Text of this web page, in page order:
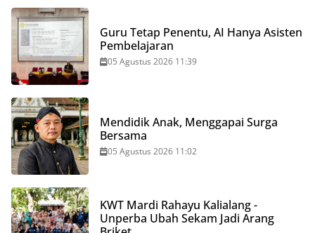
Guru Tetap Penentu, AI Hanya Asisten
Pembelajaran
05 Agustus 2026 11:39
Mendidik Anak, Menggapai Surga
Bersama
05 Agustus 2026 11:02
KWT Mardi Rahayu Kalialang -
Unperba Ubah Sekam Jadi Arang